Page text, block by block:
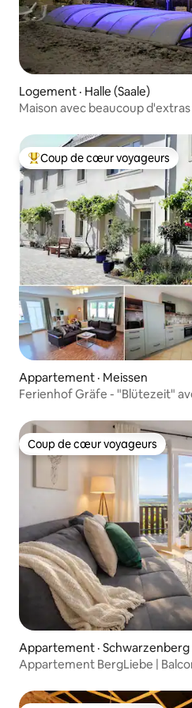
Logement · Halle (Saale)
Maison avec beaucoup d'extras
Coup de cœur voyageurs parmi
Coup de cœur voyageurs
Appartement · Meissen
Ferienhof Gräfe - "Blütezeit"
Coup de cœur voyageurs
Coup de cœur voyageurs
Appartement · Schwarzenberg
Appartement BergLiebe |